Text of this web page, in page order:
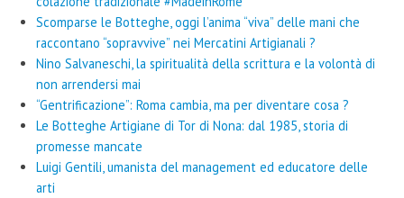
Scomparse le Botteghe, oggi l’anima “viva” delle mani che
raccontano “sopravvive” nei Mercatini Artigianali ?
Nino Salvaneschi, la spiritualità della scrittura e la volontà di
non arrendersi mai
“Gentrificazione”: Roma cambia, ma per diventare cosa ?
Le Botteghe Artigiane di Tor di Nona: dal 1985, storia di
promesse mancate
Luigi Gentili, umanista del management ed educatore delle
arti